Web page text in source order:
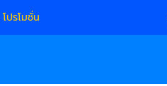
โปรโมชั่น